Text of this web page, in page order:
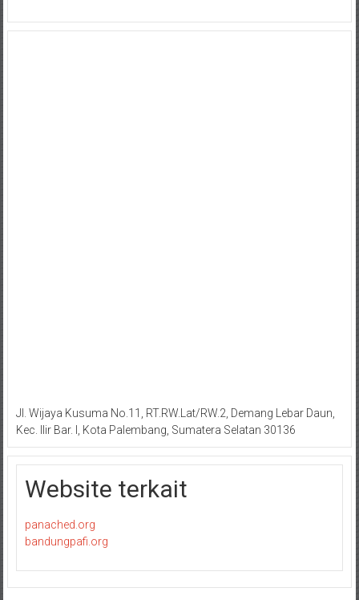
Jl. Wijaya Kusuma No.11, RT.RW.Lat/RW.2, Demang Lebar Daun,
Kec. Ilir Bar. I, Kota Palembang, Sumatera Selatan 30136
Website terkait
panached.org
bandungpafi.org